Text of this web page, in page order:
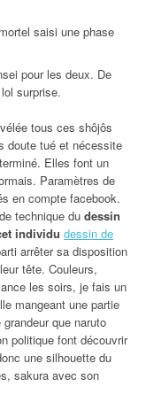
saisi une phase
pour les deux. De
surprise.
tous ces shôjôs
doute tué et nécessite
Elles font un
Paramètres de
en compte facebook.
technique du dessin
individu dessin de
arrêter sa disposition
tête. Couleurs,
les soirs, je fais un
mangeant une partie
que naruto
politique font découvrir
une silhouette du
sakura avec son